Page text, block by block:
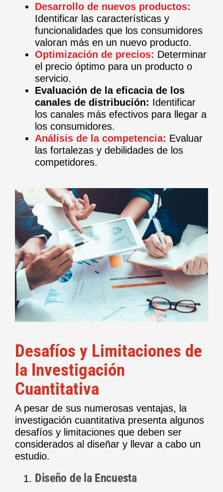
Desarrollo de nuevos productos:
Identificar las características y
funcionalidades que los consumidores
valoran más en un nuevo producto.
Optimización de precios: Determinar
el precio óptimo para un producto o
servicio.
Evaluación de la eficacia de los
canales de distribución: Identificar
los canales más efectivos para llegar a
los consumidores.
Análisis de la competencia: Evaluar
las fortalezas y debilidades de los
competidores.
Desafíos y Limitaciones de
la Investigación
Cuantitativa
A pesar de sus numerosas ventajas, la
investigación cuantitativa presenta algunos
desafíos y limitaciones que deben ser
considerados al diseñar y llevar a cabo un
estudio.
Diseño de la Encuesta